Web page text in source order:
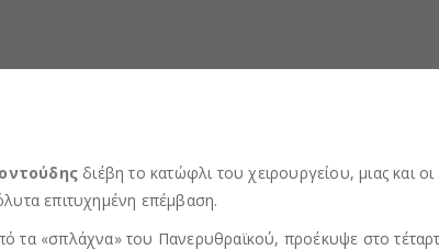
διέβη το κατώφλι του χειρουργείου, μιας και
επιτυχημένη επέμβαση.
«σπλάχνα» του Πανερυθραϊκού, προέκυψε στο